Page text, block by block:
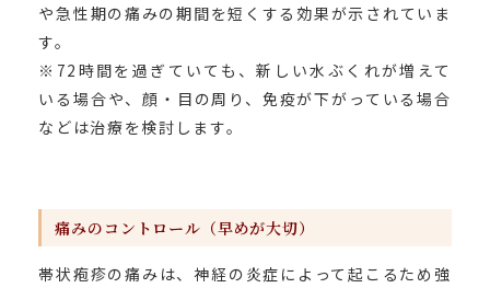
や急性期の痛みの期間を短くする効果が示されていま
す。
※72時間を過ぎていても、新しい水ぶくれが増えて
いる場合や、顔・目の周り、免疫が下がっている場合
などは治療を検討します。
痛みのコントロール（早めが大切）
帯状疱疹の痛みは、神経の炎症によって起こるため強
美容外科
美容料金表
アクセス